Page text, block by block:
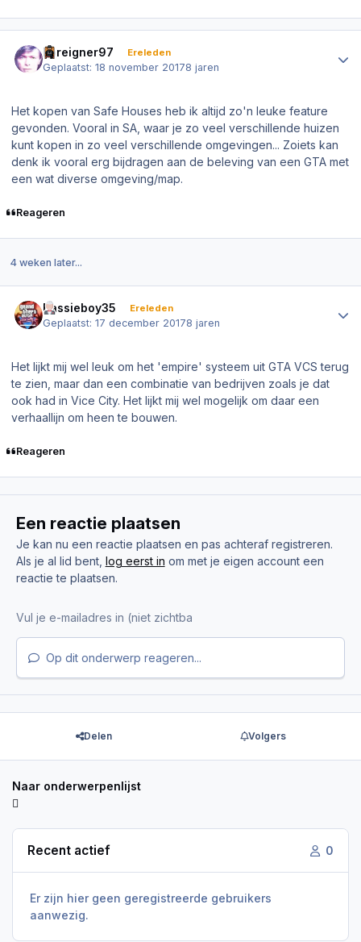
Foreigner97 Ereleden
Geplaatst:18 november 20178 jaren
Het kopen van Safe Houses heb ik altijd zo'n leuke feature
gevonden. Vooral in SA, waar je zo veel verschillende huizen
kunt kopen in zo veel verschillende omgevingen... Zoiets kan
denk ik vooral erg bijdragen aan de beleving van een GTA met
een wat diverse omgeving/map.
Reageren
4 weken later...
Bassieboy35 Ereleden
Geplaatst:17 december 20178 jaren
Het lijkt mij wel leuk om het 'empire' systeem uit GTA VCS terug
te zien, maar dan een combinatie van bedrijven zoals je dat
ook had in Vice City. Het lijkt mij wel mogelijk om daar een
verhaallijn om heen te bouwen.
Reageren
Een reactie plaatsen
Je kan nu een reactie plaatsen en pas achteraf registreren.
Als je al lid bent, log eerst in om met je eigen account een
reactie te plaatsen.
Op dit onderwerp reageren...
Delen Volgers
Naar onderwerpenlijst
Recent actief 0
Er zijn hier geen geregistreerde gebruikers
aanwezig.